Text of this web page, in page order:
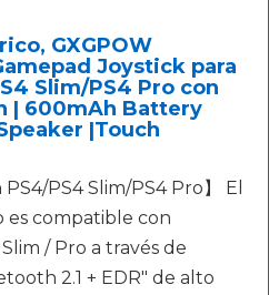
GXGPOW
Joystick para
Slim/PS4 Pro con
| 600mAh Battery
|Touch
PS4 Slim/PS4 Pro】 El
es compatible con
/ Pro a través de
2.1 + EDR" de alto